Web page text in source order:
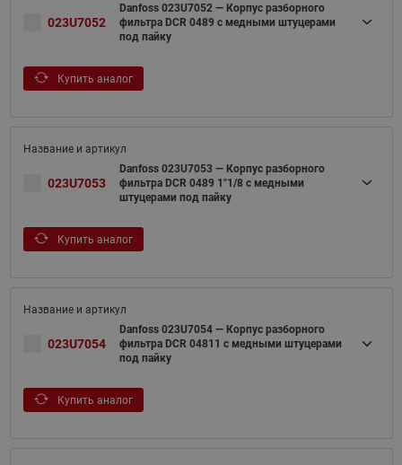
023U7052
Danfoss 023U7052 — Корпус разборного
фильтра DCR 0489 с медными штуцерами
под пайку
Купить аналог
023U7053
Danfoss 023U7053 — Корпус разборного
фильтра DCR 0489 1"1/8 с медными
штуцерами под пайку
Купить аналог
023U7054
Danfoss 023U7054 — Корпус разборного
фильтра DCR 04811 с медными штуцерами
под пайку
Купить аналог